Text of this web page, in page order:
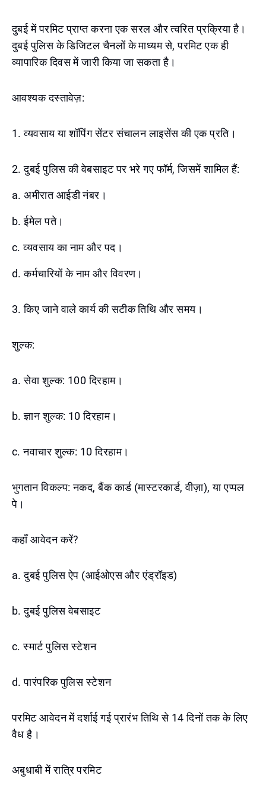
दुबई में परमिट प्राप्त करना एक सरल और त्वरित प्रक्रिया है।
दुबई पुलिस के डिजिटल चैनलों के माध्यम से, परमिट एक ही
व्यापारिक दिवस में जारी किया जा सकता है।
आवश्यक दस्तावेज़:
1. व्यवसाय या शॉपिंग सेंटर संचालन लाइसेंस की एक प्रति।
2. दुबई पुलिस की वेबसाइट पर भरे गए फॉर्म, जिसमें शामिल हैं:
a. अमीरात आईडी नंबर।
b. ईमेल पते।
c. व्यवसाय का नाम और पद।
d. कर्मचारियों के नाम और विवरण।
3. किए जाने वाले कार्य की सटीक तिथि और समय।
शुल्क:
a. सेवा शुल्क: 100 दिरहाम।
b. ज्ञान शुल्क: 10 दिरहाम।
c. नवाचार शुल्क: 10 दिरहाम।
भुगतान विकल्प: नकद, बैंक कार्ड (मास्टरकार्ड, वीज़ा), या एप्पल
पे।
कहाँ आवेदन करें?
a. दुबई पुलिस ऐप (आईओएस और एंड्रॉइड)
b. दुबई पुलिस वेबसाइट
c. स्मार्ट पुलिस स्टेशन
d. पारंपरिक पुलिस स्टेशन
परमिट आवेदन में दर्शाई गई प्रारंभ तिथि से 14 दिनों तक के लिए
वैध है।
अबुधाबी में रात्रि परमिट